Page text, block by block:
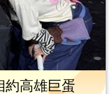
約高雄巨蛋